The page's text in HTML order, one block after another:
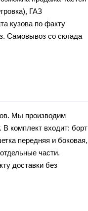
ГАЗ
кузова по факту
Самовывоз со склада
Мы производим
В комплект входит: борт
передняя и боковая,
части.
доставки без